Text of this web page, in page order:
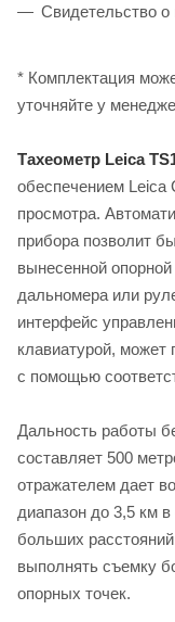
Свидетельство о
* Комплектация
уточняйте у
Тахеометр Leica
обеспечением Leica
просмотра.
прибора позволит
вынесенной опорной
дальномера или
интерфейс
клавиатурой, может
с помощью
Дальность работы
составляет 500
отражателем дает
диапазон до 3,5 км
больших
выполнять съемку
опорных точек.